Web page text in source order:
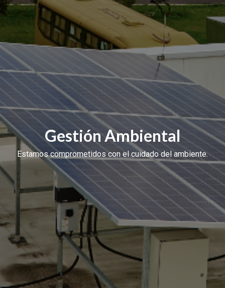
Gestión Ambiental
Estamos comprometidos con el cuidado del ambiente.